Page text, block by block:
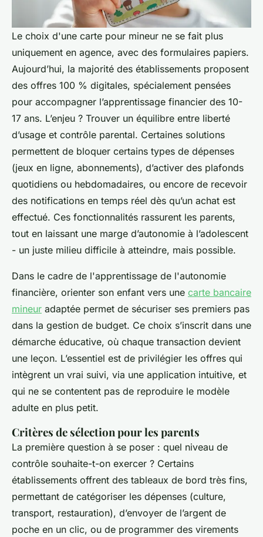
Le choix d'une carte pour mineur ne se fait plus
uniquement en agence, avec des formulaires papiers.
Aujourd’hui, la majorité des établissements proposent
des offres 100 % digitales, spécialement pensées
pour accompagner l’apprentissage financier des 10-
17 ans. L’enjeu ? Trouver un équilibre entre liberté
d’usage et contrôle parental. Certaines solutions
permettent de bloquer certains types de dépenses
(jeux en ligne, abonnements), d’activer des plafonds
quotidiens ou hebdomadaires, ou encore de recevoir
des notifications en temps réel dès qu’un achat est
effectué. Ces fonctionnalités rassurent les parents,
tout en laissant une marge d’autonomie à l’adolescent
- un juste milieu difficile à atteindre, mais possible.
Dans le cadre de l'apprentissage de l'autonomie
financière, orienter son enfant vers une carte bancaire
mineur adaptée permet de sécuriser ses premiers pas
dans la gestion de budget. Ce choix s’inscrit dans une
démarche éducative, où chaque transaction devient
une leçon. L’essentiel est de privilégier les offres qui
intègrent un vrai suivi, via une application intuitive, et
qui ne se contentent pas de reproduire le modèle
adulte en plus petit.
Critères de sélection pour les parents
La première question à se poser : quel niveau de
contrôle souhaite-t-on exercer ? Certains
établissements offrent des tableaux de bord très fins,
permettant de catégoriser les dépenses (culture,
transport, restauration), d’envoyer de l’argent de
poche en un clic, ou de programmer des virements